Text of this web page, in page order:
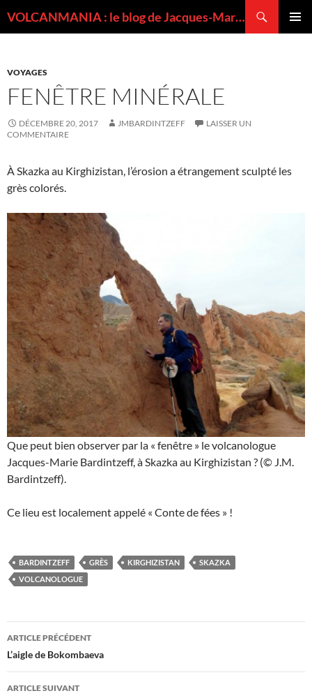
VOLCANMANIA : le blog de Jacques-Marie BARDINTZEFF, volcanologue
VOYAGES
FENÊTRE MINÉRALE
DÉCEMBRE 20, 2017 JMBARDINTZEFF
LAISSER UN
COMMENTAIRE
À Skazka au Kirghizistan, l’érosion a étrangement sculpté les
grès colorés.
Que peut bien observer par la « fenêtre » le volcanologue
Jacques-Marie Bardintzeff, à Skazka au Kirghizistan ? (© J.M.
Bardintzeff).
Ce lieu est localement appelé « Conte de fées » !
BARDINTZEFF GRÈS KIRGHIZISTAN
SKAZKA
VOLCANOLOGUE
Navigation
des
articles
ARTICLE PRÉCÉDENT
L’aigle de Bokombaeva
ARTICLE SUIVANT